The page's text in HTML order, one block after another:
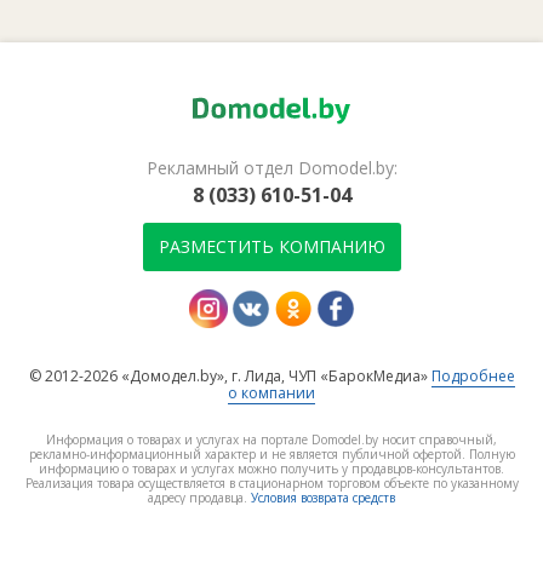
Рекламный отдел Domodel.by:
8 (033) 610-51-04
РАЗМЕСТИТЬ КОМПАНИЮ
© 2012-2026 «Домодел.by», г. Лида, ЧУП «БарокМедиа» Подробнее
о компании
Информация о товарах и услугах на портале Domodel.by носит справочный,
рекламно-информационный характер и не является публичной офертой. Полную
информацию о товарах и услугах можно получить у продавцов-консультантов.
Реализация товара осуществляется в стационарном торговом объекте по указанному
адресу продавца. Условия возврата средств